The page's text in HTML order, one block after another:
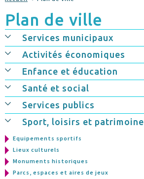
Plan de ville
Services municipaux
Activités économiques
Enfance et éducation
Santé et social
Services publics
Sport, loisirs et patrimoine
Equipements sportifs
Lieux culturels
Monuments historiques
Parcs, espaces et aires de jeux